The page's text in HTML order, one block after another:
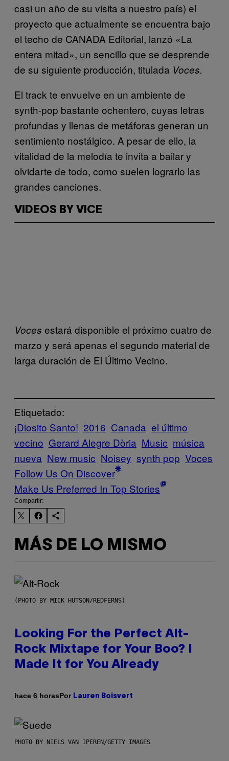
casi un año de su visita a nuestro país) el
proyecto que actualmente se encuentra bajo
el techo de CANADA Editorial, lanzó «La
entera mitad», un sencillo que se desprende
de su siguiente producción, titulada Voces.
El track te envuelve en un ambiente de
synth-pop bastante ochentero, cuyas letras
profundas y llenas de metáforas generan un
sentimiento nostálgico. A pesar de ello, la
vitalidad de la melodía te invita a bailar y
olvidarte de todo, como suelen lograrlo las
grandes canciones.
VIDEOS BY VICE
Voces estará disponible el próximo cuatro de
marzo y será apenas el segundo material de
larga duración de El Último Vecino.
Etiquetado:
¡Diosito Santo! 2016 Canada el último
vecino Gerard Alegre Dòria Music música
nueva New music Noisey synth pop Voces
Follow Us On Discover
Make Us Preferred In Top Stories
Compartir:
MÁS DE LO MISMO
(PHOTO BY MICK HUTSON/REDFERNS)
Looking For the Perfect Alt-
Rock Mixtape for Your Boo? I
Made It for You Already
hace 6 horasPor Lauren Boisvert
PHOTO BY NIELS VAN IPEREN/GETTY IMAGES